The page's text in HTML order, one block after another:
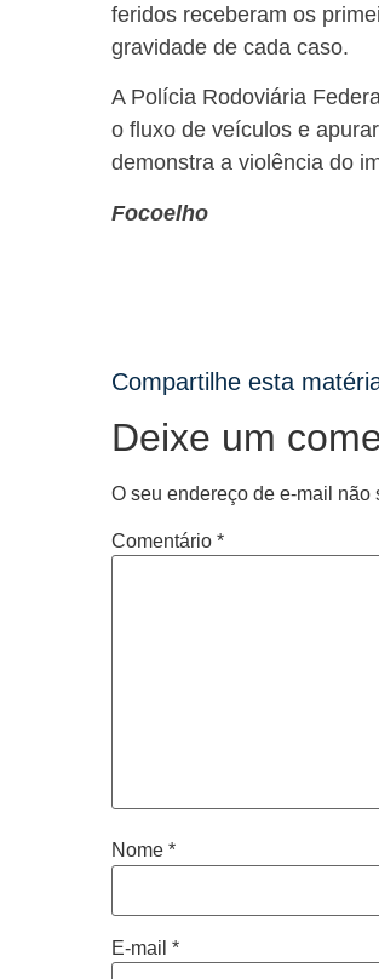
feridos receberam os
gravidade de cada caso.
A Polícia Rodoviária
o fluxo de veículos e
demonstra a violência do
Focoelho
Compartilhe esta
Deixe um
O seu endereço de e-mail não
Comentário *
Nome *
E-mail *